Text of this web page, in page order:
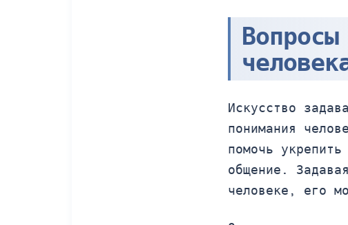
Искусство
понимания
помочь
общение.
человеке, его